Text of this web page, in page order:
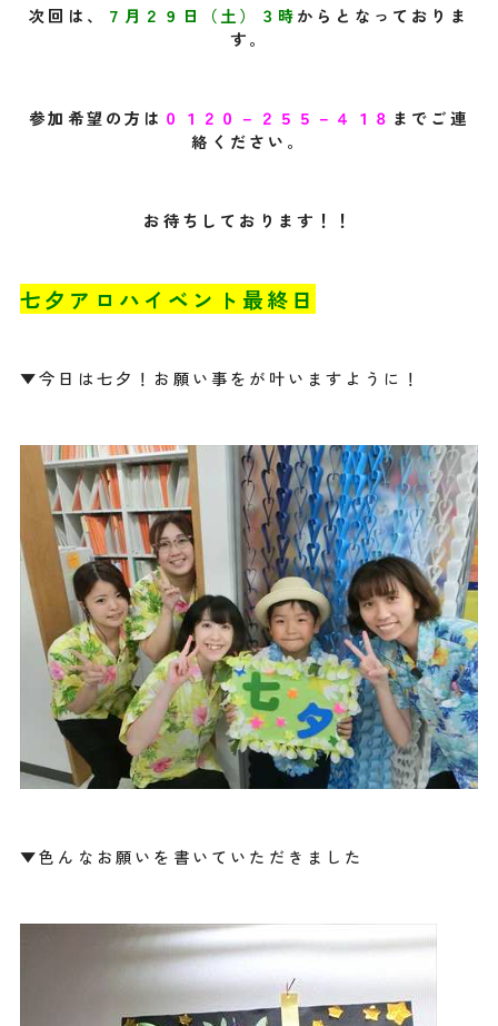
次回は、 ７月２９日（土）３時からとなっておりま
す。
参加希望の方は ０１２０－２５５－４１８ までご連
絡ください。
お待ちしております！！
七夕アロハイベント最終日
▼今日は七夕！お願い事をが叶いますように！
▼色んなお願いを書いていただきました